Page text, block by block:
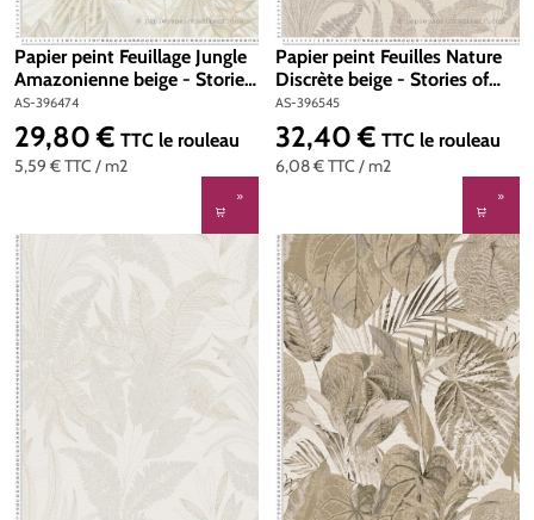
Papier peint Feuillage Jungle
Amazonienne beige - Stories
of Life d'A.S. Création | Réf.
AS-396474
AS-396474
5,59 €TTC / m2
Prix régulier :
29,80 € TTC le rouleau
Papier peint Feuilles Nature
Discrète beige - Stories of
Life d'A.S. Création | Réf. AS-
396545
AS-396545
6,08 €TTC / m2
Prix régulier :
32,40 € TTC le rouleau